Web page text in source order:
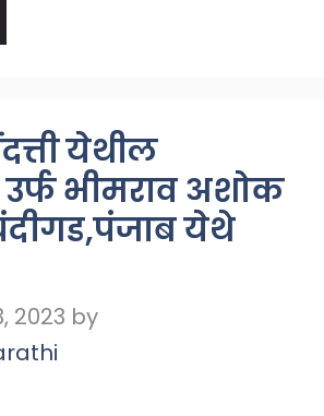
येथील
उर्फ भीमराव अशोक
येथे
2023 by